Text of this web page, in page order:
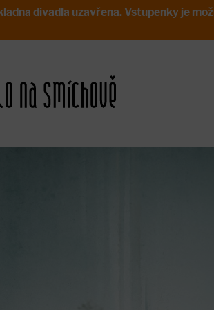
divadla uzavřena. Vstupenky je